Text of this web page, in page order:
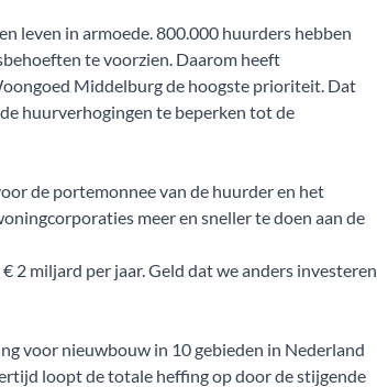
leven in armoede. 800.000 huurders hebben
te voorzien. Daarom heeft
Middelburg de hoogste prioriteit. Dat
huurverhogingen te beperken tot de
de portemonnee van de huurder en het
meer en sneller te doen aan de
2 miljard per jaar. Geld dat we anders investeren
voor nieuwbouw in 10 gebieden in Nederland
loopt de totale heffing op door de stijgende